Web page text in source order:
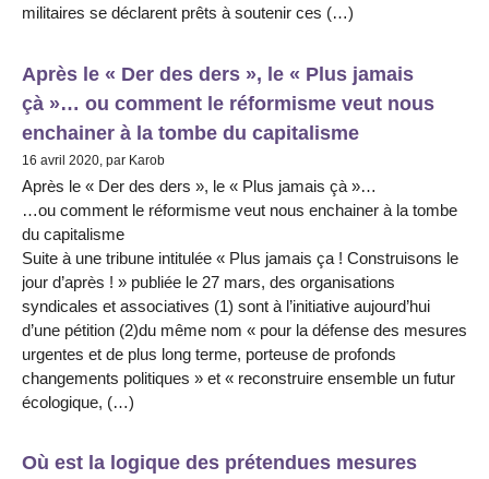
militaires se déclarent prêts à soutenir ces (…)
Après le « Der des ders », le « Plus jamais
çà »… ou comment le réformisme veut nous
enchainer à la tombe du capitalisme
16 avril 2020, par Karob
Après le « Der des ders », le « Plus jamais çà »…
…ou comment le réformisme veut nous enchainer à la tombe
du capitalisme
Suite à une tribune intitulée « Plus jamais ça ! Construisons le
jour d’après ! » publiée le 27 mars, des organisations
syndicales et associatives (1) sont à l’initiative aujourd’hui
d’une pétition (2)du même nom « pour la défense des mesures
urgentes et de plus long terme, porteuse de profonds
changements politiques » et « reconstruire ensemble un futur
écologique, (…)
Où est la logique des prétendues mesures